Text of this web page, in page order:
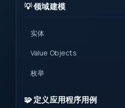
💡 领域建模
实体
Value Objects
枚举
🧩 定义应用程序用例